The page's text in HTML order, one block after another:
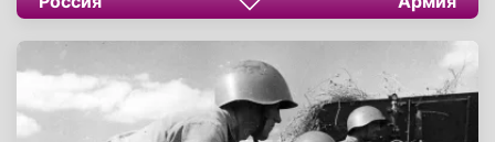
войска вели ожесточённые бои с
противником. На участке Н-ского соединения
отбиты три атаки немцев. Уничтожено
6танков и свыше 250 солдат и офицеров
противника. В бою за один населённый пункт